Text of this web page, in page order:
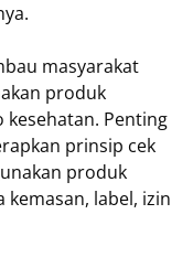
masyarakat
produk
Penting
prinsip cek
produk
label, izin